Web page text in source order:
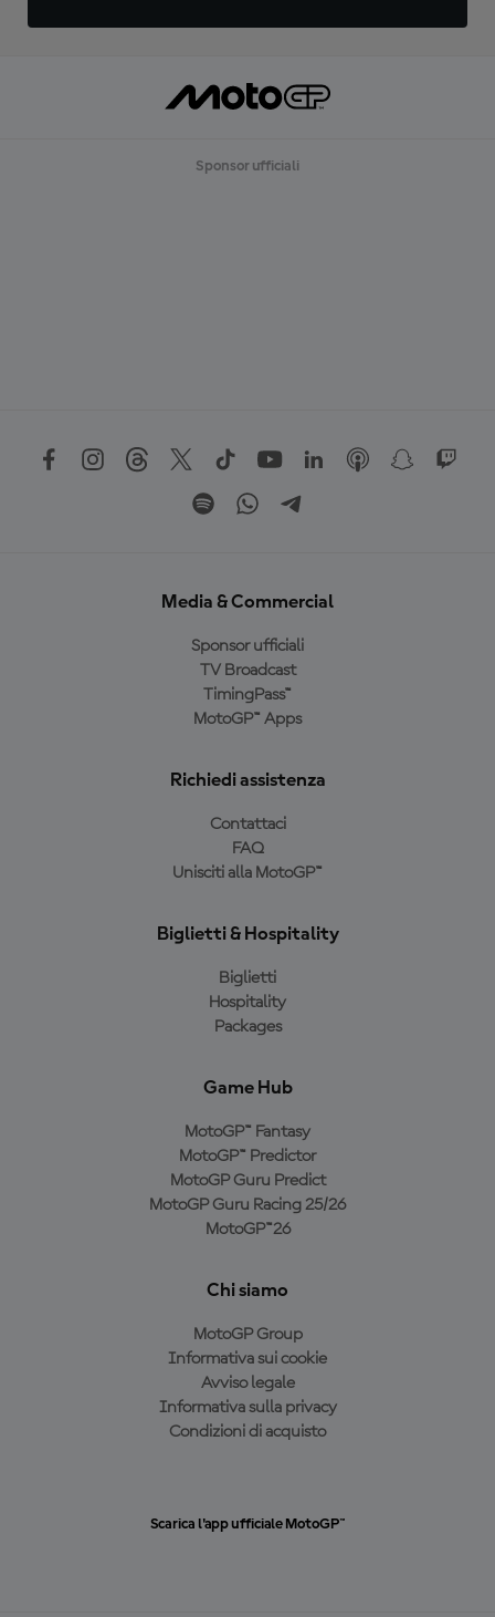
Sponsor ufficiali
Media & Commercial
Sponsor ufficiali
TV Broadcast
TimingPass™
MotoGP™ Apps
Richiedi assistenza
Contattaci
FAQ
Unisciti alla MotoGP™
Biglietti & Hospitality
Biglietti
Hospitality
Packages
Game Hub
MotoGP™ Fantasy
MotoGP™ Predictor
MotoGP Guru Predict
MotoGP Guru Racing 25/26
MotoGP™26
Chi siamo
MotoGP Group
Informativa sui cookie
Avviso legale
Informativa sulla privacy
Condizioni di acquisto
Scarica l'app ufficiale MotoGP™